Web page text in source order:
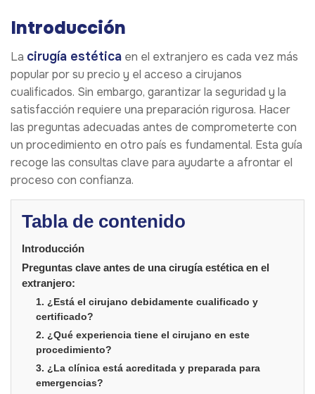
Introducción
La cirugía estética en el extranjero es cada vez más
popular por su precio y el acceso a cirujanos
cualificados. Sin embargo, garantizar la seguridad y la
satisfacción requiere una preparación rigurosa. Hacer
las preguntas adecuadas antes de comprometerte con
un procedimiento en otro país es fundamental. Esta guía
recoge las consultas clave para ayudarte a afrontar el
proceso con confianza.
Tabla de contenido
Introducción
Preguntas clave antes de una cirugía estética en el
extranjero:
1. ¿Está el cirujano debidamente cualificado y
certificado?
2. ¿Qué experiencia tiene el cirujano en este
procedimiento?
3. ¿La clínica está acreditada y preparada para
emergencias?